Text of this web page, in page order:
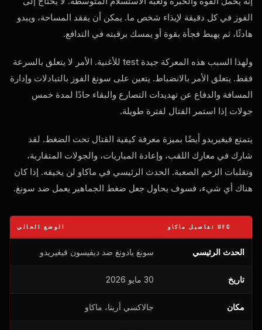
الفوز في كل دقيقة لإيذاء شخص ما. يمكن أن يفقد المساحة، ويبدو
هادئًا، ثم يهبط فجأة بقوة أو يمسك برقبته في التدافع.
ولهذا السبب هذه المعركة جيدة test للأغنية. الأمر لا يتعلق بالسرعة
فقط. يتعلق الأمر بالانضباط. يتعين على سونغ الفوز بالتبادلات وإدارة
المسافة والدفاع عن تهديدات التصارع والبقاء حادًا لمدة خمس
جولات إذا استمر القتال لفترة طويلة.
يتمتع فيغيريدو أيضًا بميزة معرفة كيفية القتال تحت الضغط. لقد
شارك في معارك اللقب، وإعادة المباريات، والجولات المتقاربة،
وتقلبات الزخم الصعبة. الحدث الرئيسي في ماكاو لن يخيفه. إذا كان
هناك أي شيء، فسوف يحاول جعل ضغط الجماهير يعمل ضد سونغ.
UFC تفاصيل ماكاو الوضع الحالي
الحدث الرئيسي سونغ يادونغ ضد ديفيسون فيغيريدو
تاريخ 30 مايو 2026
مكان جالاكسي أرينا، ماكاو